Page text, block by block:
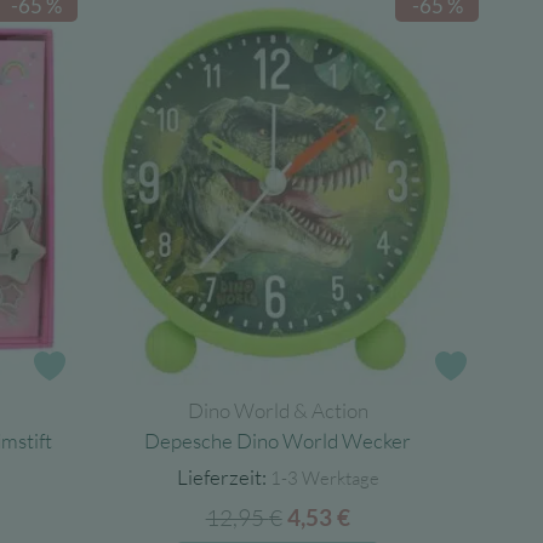
Zur Wunschliste
Dino World & Action
Depesche Dino World Wecker
Lieferzeit: 1-3 Werktage
12,95€Ursprünglicher
4,53 €Aktueller